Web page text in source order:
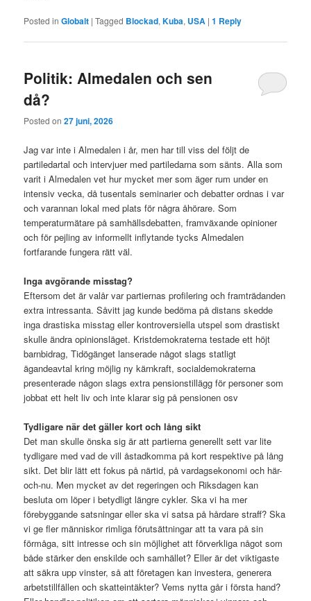
Posted in Globalt |Tagged Blockad,Kuba, USA |1 Reply
Politik: Almedalen och sen
då?
Posted on27 juni, 2026
Jag var inte i Almedalen i år, men har till viss del följt de
partiledartal och intervjuer med partiledarna som sänts. Alla som
varit i Almedalen vet hur mycket mer som äger rum under en
intensiv vecka, då tusentals seminarier och debatter ordnas i var
och varannan lokal med plats för några åhörare. Som
temperaturmätare på samhällsdebatten, framväxande opinioner
och för pejling av informellt inflytande tycks Almedalen
fortfarande fungera rätt väl.
Inga avgörande misstag?
Eftersom det är valår var partiernas profilering och framträdanden
extra intressanta. Såvitt jag kunde bedöma på distans skedde
inga drastiska misstag eller kontroversiella utspel som drastiskt
skulle ändra opinionsläget. Kristdemokraterna testade ett höjt
barnbidrag, Tidögänget lanserade något slags statligt
ägandeavtal kring möjlig ny kärnkraft, socialdemokraterna
presenterade någon slags extra pensionstillägg för personer som
jobbat ett helt liv och inte klarar sig på pensionen osv
Tydligare när det gäller kort och lång sikt
Det man skulle önska sig är att partierna generellt sett var lite
tydligare med vad de vill åstadkomma på kort respektive på lång
sikt. Det blir lätt ett fokus på närtid, på vardagsekonomi och här-
och-nu. Men mycket av det regeringen och Riksdagen kan
besluta om löper i betydligt längre cykler. Ska vi ha mer
förebyggande satsningar eller ska vi satsa på hårdare straff? Ska
vi ge fler människor rimliga förutsättningar att ta vara på sin
förmåga, sitt intresse och sin möjlighet att förverkliga något som
både stärker den enskilde och samhället? Eller är det viktigaste
att säkra upp vinster, så att företagen kan investera, generera
arbetstillfällen och skatteintäkter? Vems nytta går i första hand?